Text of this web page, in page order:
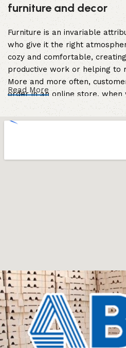
furniture and decor
Furniture is an invariable
who give it the right
cozy and comfortable,
productive work or helping to
More and more often,
order in an online store, when
computer in your free time,
photo and calmly buy the
connoisseurs of beauty. We
best models from modern
ingeniously combine
each product unit. Our
from proven companies. Who
continuous joint work did not
reliability and honesty. All of
Read More